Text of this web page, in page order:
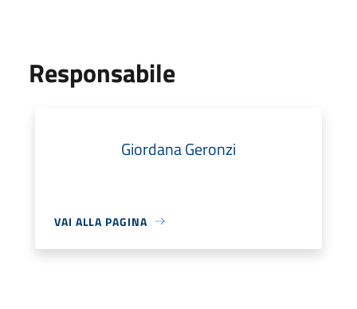
Responsabile
Giordana Geronzi
VAI ALLA PAGINA